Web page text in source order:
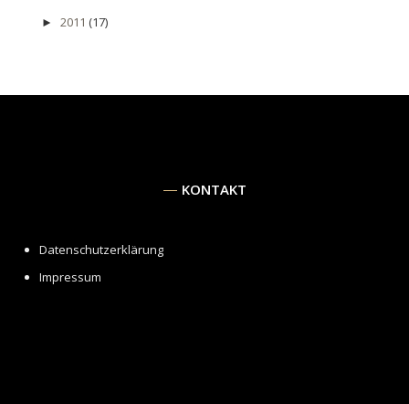
► 2011 (17)
KONTAKT
Datenschutzerklärung
Impressum